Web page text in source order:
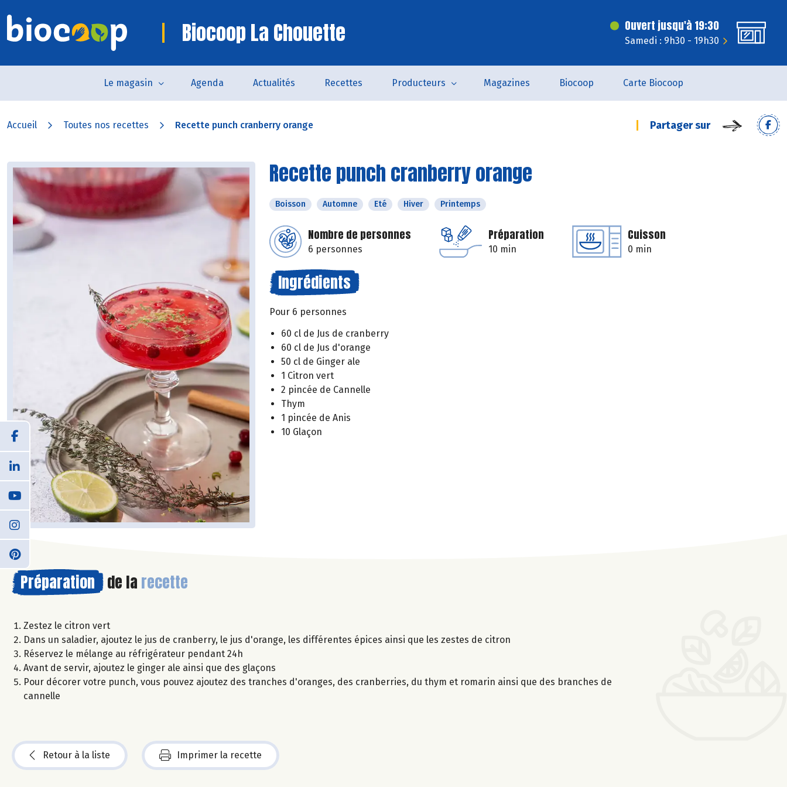
Biocoop La Chouette Ouvert jusqu'à 19:30
Samedi : 9h30 - 19h30
Le magasin Agenda Actualités Recettes Producteurs Magazines Biocoop Carte Biocoop
Accueil Toutes nos recettes Recette punch cranberry orange Partager sur
Recette punch cranberry orange
Boisson Automne Eté Hiver Printemps
Nombre de personnes
6 personnes
Préparation
10 min
Cuisson
0 min
Ingrédients
Pour 6 personnes
60 cl de Jus de cranberry
60 cl de Jus d'orange
50 cl de Ginger ale
1 Citron vert
2 pincée de Cannelle
Thym
1 pincée de Anis
10 Glaçon
Préparation de la recette
Zestez le citron vert
Dans un saladier, ajoutez le jus de cranberry, le jus d'orange, les différentes épices ainsi que les zestes de citron
Réservez le mélange au réfrigérateur pendant 24h
Avant de servir, ajoutez le ginger ale ainsi que des glaçons
Pour décorer votre punch, vous pouvez ajoutez des tranches d'oranges, des cranberries, du thym et romarin ainsi que des branches de
cannelle
Retour à la liste Imprimer la recette